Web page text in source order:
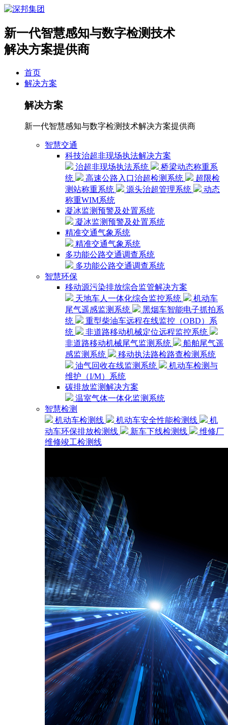
新一代智慧感知与数字检测技术
解决方案提供商
首页
解决方案
解决方案
新一代智慧感知与数字检测技术解决方案提供商
智慧交通
科技治超非现场执法解决方案
治超非现场执法系统
桥梁动态称重系
统
高速公路入口治超检测系统
超限检
测站称重系统
源头治超管理系统
动态
称重WIM系统
凝冰监测预警及处置系统
凝冰监测预警及处置系统
精准交通气象系统
精准交通气象系统
多功能公路交通调查系统
多功能公路交通调查系统
智慧环保
移动源污染排放综合监管解决方案
天地车人一体化综合监控系统
机动车
尾气遥感监测系统
黑烟车智能电子抓拍系
统
重型柴油车远程在线监控（OBD）系
统
非道路移动机械定位远程监控系统
非道路移动机械尾气监测系统
船舶尾气遥
感监测系统
移动执法路检路查检测系统
油气回收在线监测系统
机动车检测与
维护（I/M）系统
碳排放监测解决方案
温室气体一体化监测系统
智慧检测
机动车检测线
机动车安全性能检测线
机
动车环保排放检测线
新车下线检测线
维修厂
维修竣工检测线